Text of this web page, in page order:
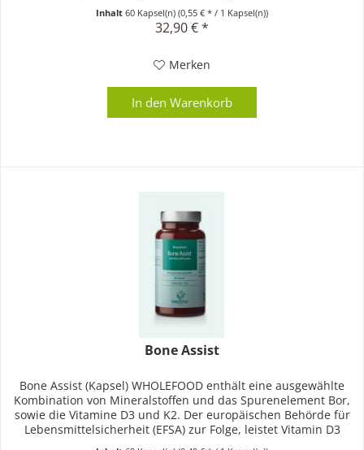
Inhalt60 Kapsel(n)(0,55 € * / 1 Kapsel(n))
32,90 € *
Merken
In den Warenkorb
Bone Assist
Bone Assist (Kapsel) WHOLEFOOD enthält eine ausgewählte
Kombination von Mineralstoffen und das Spurenelement Bor,
sowie die Vitamine D3 und K2. Der europäischen Behörde für
Lebensmittelsicherheit (EFSA) zur Folge, leistet Vitamin D3